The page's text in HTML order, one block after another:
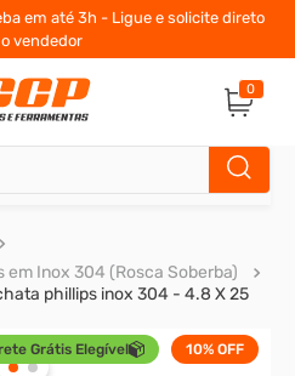
em até 3h - Ligue e solicite direto
vendedor
0
Inox 304 (Rosca Soberba)
phillips inox 304 - 4.8 X 25
Grátis Elegível 10% OFF